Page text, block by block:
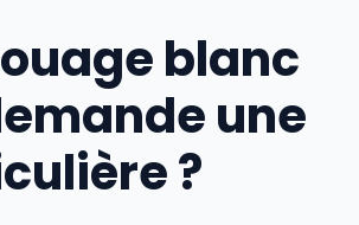
blanc
une
?